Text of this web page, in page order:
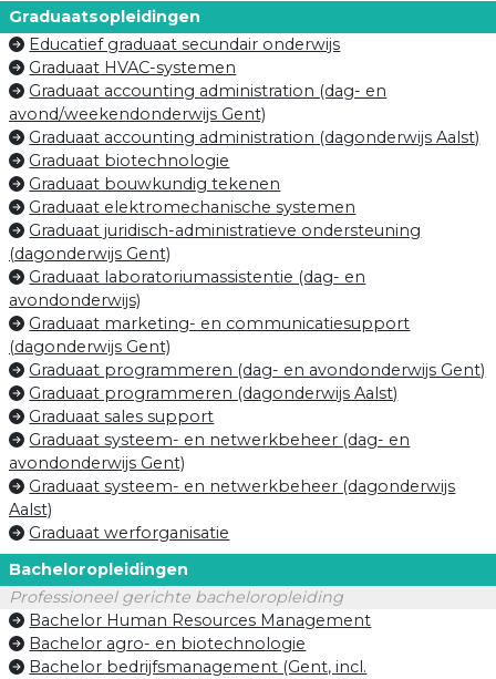
Graduaatsopleidingen
Educatief graduaat secundair onderwijs
Graduaat HVAC-systemen
Graduaat accounting administration (dag- en
avond/weekendonderwijs Gent)
Graduaat accounting administration (dagonderwijs Aalst)
Graduaat biotechnologie
Graduaat bouwkundig tekenen
Graduaat elektromechanische systemen
Graduaat juridisch-administratieve ondersteuning
(dagonderwijs Gent)
Graduaat laboratoriumassistentie (dag- en
avondonderwijs)
Graduaat marketing- en communicatiesupport
(dagonderwijs Gent)
Graduaat programmeren (dag- en avondonderwijs Gent)
Graduaat programmeren (dagonderwijs Aalst)
Graduaat sales support
Graduaat systeem- en netwerkbeheer (dag- en
avondonderwijs Gent)
Graduaat systeem- en netwerkbeheer (dagonderwijs
Aalst)
Graduaat werforganisatie
Bacheloropleidingen
Professioneel gerichte bacheloropleiding
Bachelor Human Resources Management
Bachelor agro- en biotechnologie
Bachelor bedrijfsmanagement (Gent, incl.